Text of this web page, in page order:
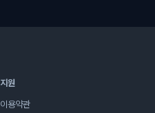
지원
이용약관